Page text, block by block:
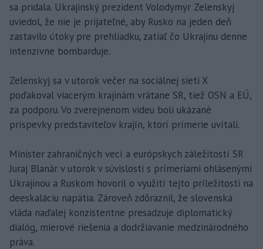
sa pridala. Ukrajinský prezident Volodymyr Zelenskyj
uviedol, že nie je prijateľné, aby Rusko na jeden deň
zastavilo útoky pre prehliadku, zatiaľ čo Ukrajinu denne
intenzívne bombarduje.
Zelenskyj sa v utorok večer na sociálnej sieti X
poďakoval viacerým krajinám vrátane SR, tiež OSN a EÚ,
za podporu. Vo zverejnenom videu boli ukázané
príspevky predstaviteľov krajín, ktorí prímerie uvítali.
Minister zahraničných vecí a európskych záležitostí SR
Juraj Blanár v utorok v súvislosti s prímeriami ohlásenými
Ukrajinou a Ruskom hovoril o využití tejto príležitosti na
deeskaláciu napätia. Zároveň zdôraznil, že slovenská
vláda naďalej konzistentne presadzuje diplomatický
dialóg, mierové riešenia a dodržiavanie medzinárodného
práva.